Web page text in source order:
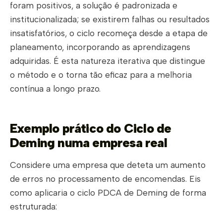
foram positivos, a solução é padronizada e
institucionalizada; se existirem falhas ou resultados
insatisfatórios, o ciclo recomeça desde a etapa de
planeamento, incorporando as aprendizagens
adquiridas. É esta natureza iterativa que distingue
o método e o torna tão eficaz para a melhoria
contínua a longo prazo.
Exemplo prático do Ciclo de
Deming numa empresa real
Considere uma empresa que deteta um aumento
de erros no processamento de encomendas. Eis
como aplicaria o ciclo PDCA de Deming de forma
estruturada: